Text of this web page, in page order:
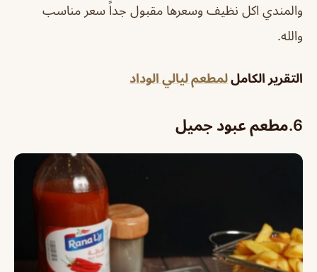
والمندي اكل نظيف وسعرها مقبول جداً سعر مناسب
والله.
التقرير الكامللمطعم ليالي الوداد
6. مطعم عبود جميل